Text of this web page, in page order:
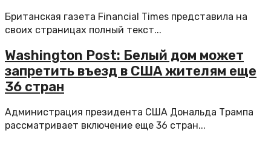
Британская газета Financial Times представила на
своих страницах полный текст...
Washington Post: Белый дом может
запретить въезд в США жителям еще
36 стран
Администрация президента США Дональда Трампа
рассматривает включение еще 36 стран...